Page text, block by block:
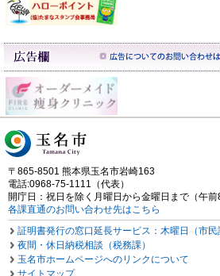
〒865-8501 熊本県玉名市岩崎163
電話:0968-75-1111（代表）
開庁日：祝日を除く月曜日から金曜日まで（午前
各課直通のお問い合わせ先はこちら
証明書発行の窓口延長サービス：木曜日（市民
夜間・休日納税相談（税務課）
玉名市ホームページへのリンクについて